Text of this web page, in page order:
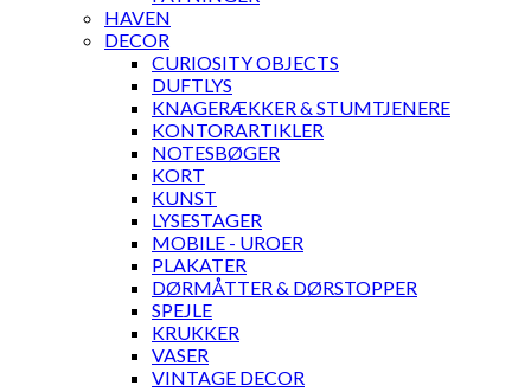
HAVEN
DECOR
CURIOSITY OBJECTS
DUFTLYS
KNAGERÆKKER & STUMTJENERE
KONTORARTIKLER
NOTESBØGER
KORT
KUNST
LYSESTAGER
MOBILE - UROER
PLAKATER
DØRMÅTTER & DØRSTOPPER
SPEJLE
KRUKKER
VASER
VINTAGE DECOR